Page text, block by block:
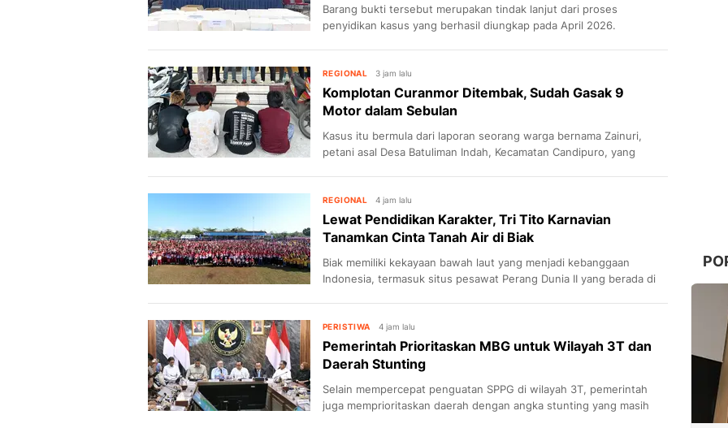
Barang bukti tersebut merupakan tindak lanjut dari proses
penyidikan kasus yang berhasil diungkap pada April 2026.
REGIONAL 3 jam lalu
Komplotan Curanmor Ditembak, Sudah Gasak 9
Motor dalam Sebulan
Kasus itu bermula dari laporan seorang warga bernama Zainuri,
petani asal Desa Batuliman Indah, Kecamatan Candipuro, yang
REGIONAL 4 jam lalu
Lewat Pendidikan Karakter, Tri Tito Karnavian
Tanamkan Cinta Tanah Air di Biak
Biak memiliki kekayaan bawah laut yang menjadi kebanggaan
Indonesia, termasuk situs pesawat Perang Dunia II yang berada di
PERISTIWA 4 jam lalu
Pemerintah Prioritaskan MBG untuk Wilayah 3T dan
Daerah Stunting
Selain mempercepat penguatan SPPG di wilayah 3T, pemerintah
juga memprioritaskan daerah dengan angka stunting yang masih